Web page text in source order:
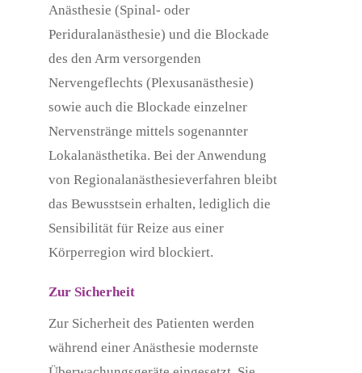
Anästhesie (Spinal- oder
Periduralanästhesie) und die Blockade
des den Arm versorgenden
Nervengeflechts (Plexusanästhesie)
sowie auch die Blockade einzelner
Nervenstränge mittels sogenannter
Lokalanästhetika. Bei der Anwendung
von Regionalanästhesieverfahren bleibt
das Bewusstsein erhalten, lediglich die
Sensibilität für Reize aus einer
Körperregion wird blockiert.
Zur Sicherheit
Zur Sicherheit des Patienten werden
während einer Anästhesie modernste